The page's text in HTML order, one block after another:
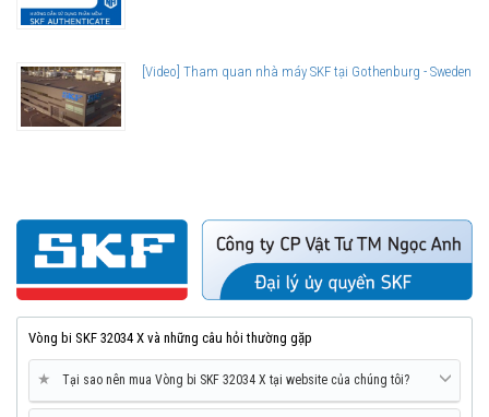
[Video] Tham quan nhà máy SKF tại Gothenburg - Sweden
Vòng bi SKF 32034 X và những câu hỏi thường gặp
★ Tại sao nên mua Vòng bi SKF 32034 X tại website của chúng tôi?